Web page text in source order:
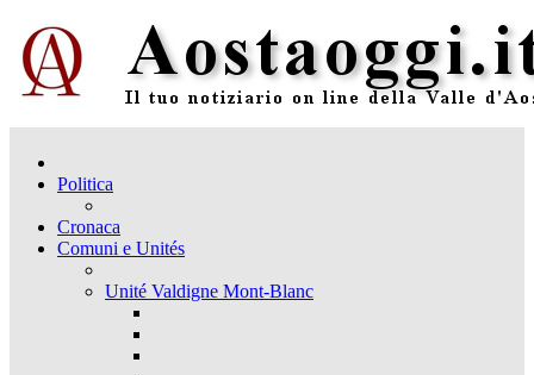
Politica
Cronaca
Comuni e Unités
Unité Valdigne Mont-Blanc